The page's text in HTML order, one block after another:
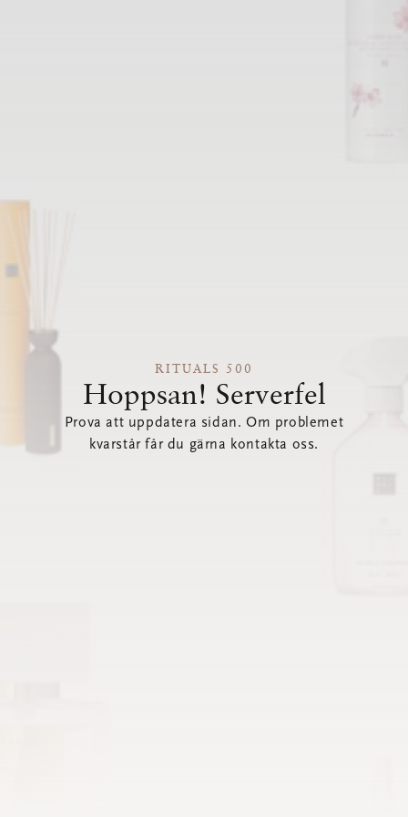
RITUALS 500
Hoppsan! Serverfel
Prova att uppdatera sidan. Om problemet
kvarstår får du gärna kontakta oss.